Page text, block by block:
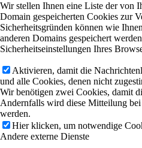
Wir stellen Ihnen eine Liste der von
Domain gespeicherten Cookies zur
Sicherheitsgründen können wie
anderen Domains gespeichert
Sicherheitseinstellungen Ihres
Aktivieren, damit die
und alle Cookies, denen nicht
Wir benötigen zwei Cookies, damit
Andernfalls wird diese Mitteilung
werden.
Hier klicken, um notwendige
Andere externe Dienste